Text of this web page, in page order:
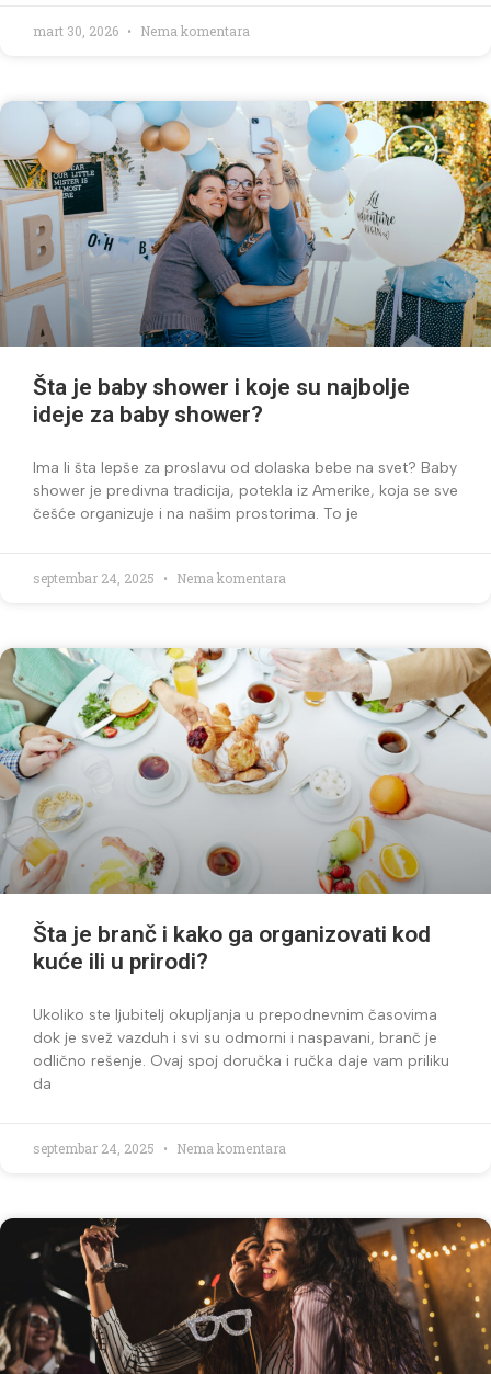
mart 30, 2026 Nema komentara
Šta je baby shower i koje su najbolje
ideje za baby shower?
Ima li šta lepše za proslavu od dolaska bebe na svet? Baby
shower je predivna tradicija, potekla iz Amerike, koja se sve
češće organizuje i na našim prostorima. To je
septembar 24, 2025 Nema komentara
Šta je branč i kako ga organizovati kod
kuće ili u prirodi?
Ukoliko ste ljubitelj okupljanja u prepodnevnim časovima
dok je svež vazduh i svi su odmorni i naspavani, branč je
odlično rešenje. Ovaj spoj doručka i ručka daje vam priliku
da
septembar 24, 2025 Nema komentara